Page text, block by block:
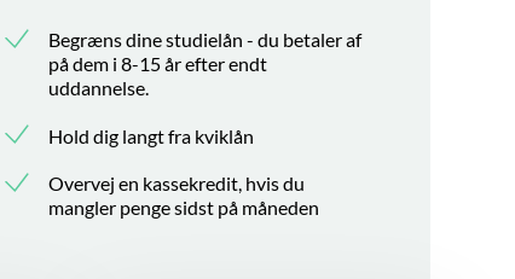
Begræns dine studielån - du betaler af
på dem i 8-15 år efter endt
uddannelse.
Hold dig langt fra kviklån
Overvej en kassekredit, hvis du
mangler penge sidst på måneden